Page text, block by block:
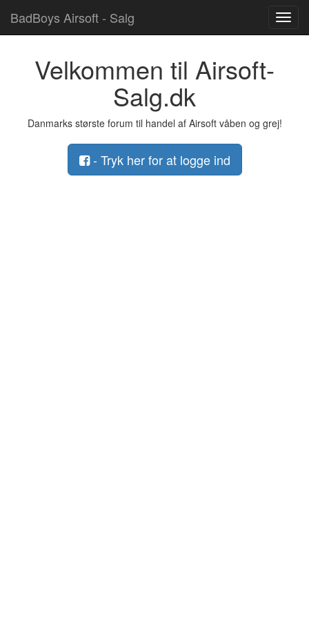
BadBoys Airsoft - Salg
Velkommen til Airsoft-
Salg.dk
Danmarks største forum til handel af Airsoft våben og grej!
- Tryk her for at logge ind